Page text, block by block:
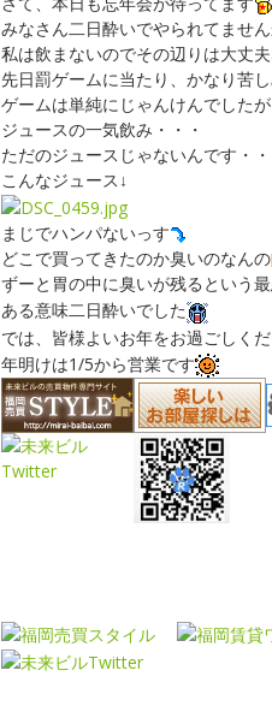
みなさん二日酔いでやられてません
私は飲まないのでその辺りは大丈夫
先日罰ゲームに当たり、かなり苦
ゲームは単純にじゃんけんでしたが
ジュースの一気飲み・・・
ただのジュースじゃないんです・・
こんなジュース↓
まじでハンパないっす
どこで買ってきたのか臭いのなんの
ずーと胃の中に臭いが残るという
ある意味二日酔いでした
では、皆様よいお年をお過ごしく
年明けは1/5から営業です